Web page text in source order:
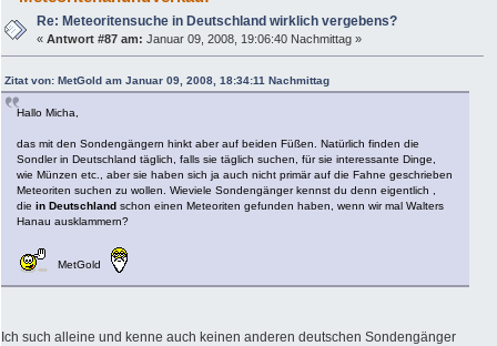
Re: Meteoritensuche in Deutschland wirklich vergebens?
«Antwort #87 am: Januar 09, 2008, 19:06:40 Nachmittag »
Zitat von: MetGold am Januar 09, 2008, 18:34:11 Nachmittag
Hallo Micha,
das mit den Sondengängern hinkt aber auf beiden Füßen. Natürlich finden die
Sondler in Deutschland täglich, falls sie täglich suchen, für sie interessante Dinge,
wie Münzen etc., aber sie haben sich ja auch nicht primär auf die Fahne geschrieben
Meteoriten suchen zu wollen. Wieviele Sondengänger kennst du denn eigentlich ,
die in Deutschland schon einen Meteoriten gefunden haben, wenn wir mal Walters
Hanau ausklammern?
MetGold
Ich such alleine und kenne auch keinen anderen deutschen Sondengänger